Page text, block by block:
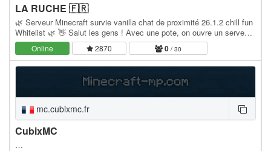
LA RUCHE 🇫🇷​
🌿 Serveur Minecraft survie vanilla chat de proximité 26.1.2 chill fun
Whitelist 🌿 👋 Salut les gens ! Avec une pote, on ouvre un serveur
Minecraft survie vanilla sous…
Online 2870 0 / 30
mc.cubixmc.fr
CubixMC
…